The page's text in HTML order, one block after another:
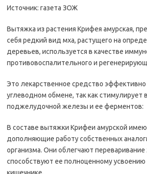
Источник: газета ЗОЖ
Вытяжка из растения Крифея амурская,
себя редкий вид мха, растущего на
деревьев, используется в качестве
противовоспалительного и
Это лекарственное средство эффективно
углеводном обмене, так как стимулирует
поджелудочной железы и ее ферментов:
В составе вытяжки Крифеи амурской
дополняющие работу собственных
организма. Они облегчают
способствуют ее полноценному усвоению